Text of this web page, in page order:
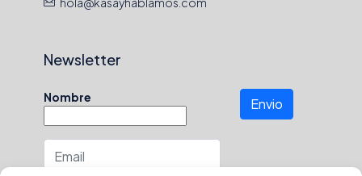
Newsletter
Nombre Envio